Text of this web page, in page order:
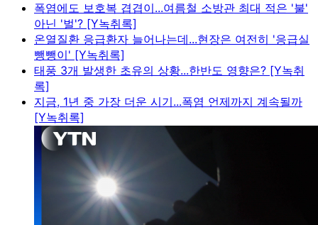
폭염에도 보호복 겹겹이...여름철 소방관 최대 적은 '불'
아닌 '벌'? [Y녹취록]
온열질환 응급환자 늘어나는데...현장은 여전히 '응급실
뺑뺑이' [Y녹취록]
태풍 3개 발생한 초유의 상황...한반도 영향은? [Y녹취
록]
지금, 1년 중 가장 더운 시기...폭염 언제까지 계속될까
[Y녹취록]